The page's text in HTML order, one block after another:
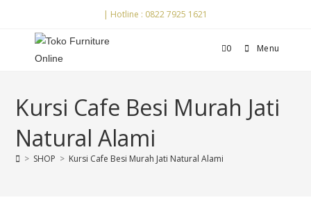
| Hotline : 0822 7925 1621
0 Menu
Kursi Cafe Besi Murah Jati
Natural Alami
> SHOP > Kursi Cafe Besi Murah Jati Natural Alami